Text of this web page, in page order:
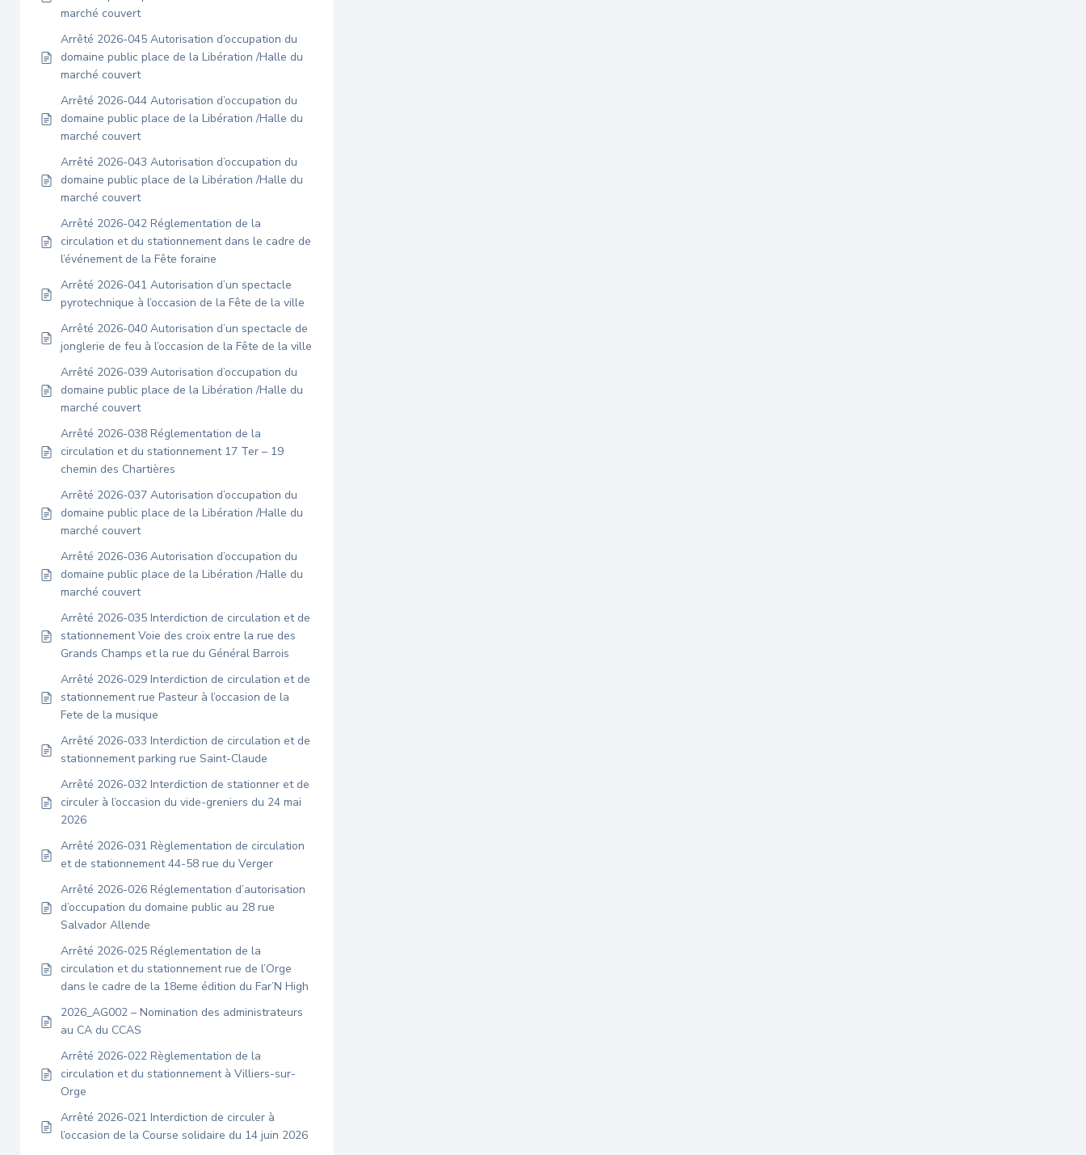
marché couvert
Arrêté 2026-045 Autorisation d’occupation du
domaine public place de la Libération /Halle du
marché couvert
Arrêté 2026-044 Autorisation d’occupation du
domaine public place de la Libération /Halle du
marché couvert
Arrêté 2026-043 Autorisation d’occupation du
domaine public place de la Libération /Halle du
marché couvert
Arrêté 2026-042 Réglementation de la
circulation et du stationnement dans le cadre de
l’événement de la Fête foraine
Arrêté 2026-041 Autorisation d’un spectacle
pyrotechnique à l’occasion de la Fête de la ville
Arrêté 2026-040 Autorisation d’un spectacle de
jonglerie de feu à l’occasion de la Fête de la ville
Arrêté 2026-039 Autorisation d’occupation du
domaine public place de la Libération /Halle du
marché couvert
Arrêté 2026-038 Réglementation de la
circulation et du stationnement 17 Ter – 19
chemin des Chartières
Arrêté 2026-037 Autorisation d’occupation du
domaine public place de la Libération /Halle du
marché couvert
Arrêté 2026-036 Autorisation d’occupation du
domaine public place de la Libération /Halle du
marché couvert
Arrêté 2026-035 Interdiction de circulation et de
stationnement Voie des croix entre la rue des
Grands Champs et la rue du Général Barrois
Arrêté 2026-029 Interdiction de circulation et de
stationnement rue Pasteur à l’occasion de la
Fete de la musique
Arrêté 2026-033 Interdiction de circulation et de
stationnement parking rue Saint-Claude
Arrêté 2026-032 Interdiction de stationner et de
circuler à l’occasion du vide-greniers du 24 mai
2026
Arrêté 2026-031 Règlementation de circulation
et de stationnement 44-58 rue du Verger
Arrêté 2026-026 Réglementation d’autorisation
d’occupation du domaine public au 28 rue
Salvador Allende
Arrêté 2026-025 Réglementation de la
circulation et du stationnement rue de l’Orge
dans le cadre de la 18eme édition du Far’N High
2026_AG002 – Nomination des administrateurs
au CA du CCAS
Arrêté 2026-022 Règlementation de la
circulation et du stationnement à Villiers-sur-
Orge
Arrêté 2026-021 Interdiction de circuler à
l’occasion de la Course solidaire du 14 juin 2026